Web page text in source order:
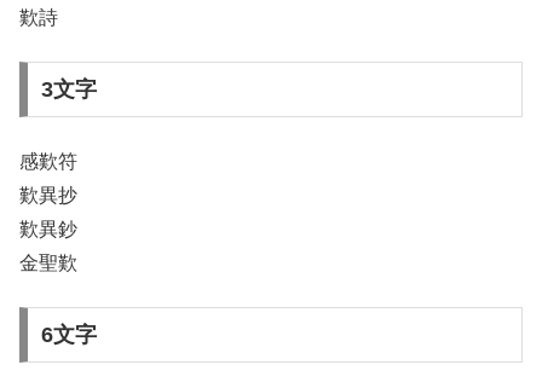
歎詩
3文字
感歎符
歎異抄
歎異鈔
金聖歎
6文字